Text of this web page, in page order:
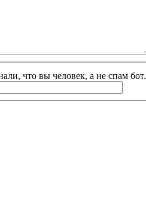
что вы человек, а не спам бот.